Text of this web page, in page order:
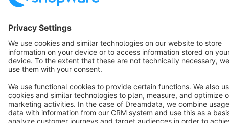
Copyright © shopware AG - All rights reserved
Notice: * All prices are quoted net of the statutory value-added tax